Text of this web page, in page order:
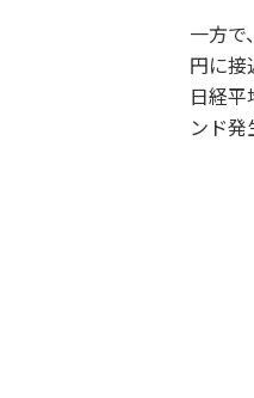
一方で
円に接
日経
ンド発